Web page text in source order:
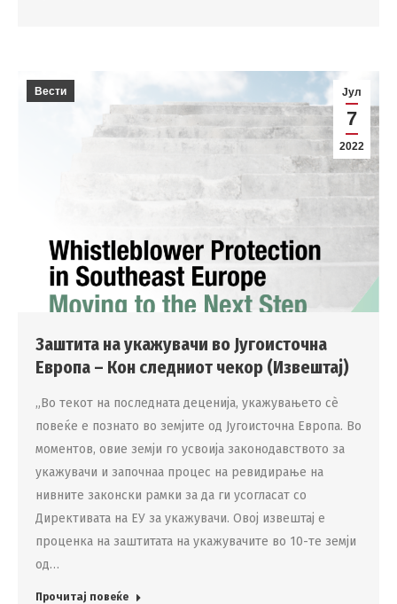
Јул
7
2022
Вести
Заштита на укажувачи во Југоисточна
Европа – Кон следниот чекор (Извештај)
„Во текот на последната деценија, укажувањето сè
повеќе е познато во земјите од Југоисточна Европа. Во
моментов, овие земји го усвоија законодавството за
укажувачи и започнаа процес на ревидирање на
нивните законски рамки за да ги усогласат со
Директивата на ЕУ за укажувачи. Овој извештај е
проценка на заштитата на укажувачите во 10-те земји
од…
Прочитај повеќе